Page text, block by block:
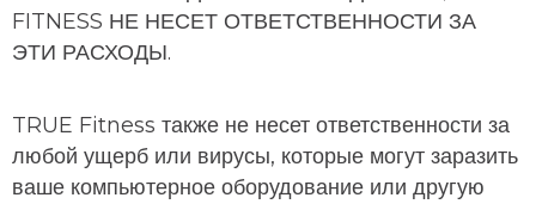
FITNESS НЕ НЕСЕТ ОТВЕТСТВЕННОСТИ ЗА
ЭТИ РАСХОДЫ.
TRUE Fitness также не несет ответственности за
любой ущерб или вирусы, которые могут заразить
ваше компьютерное оборудование или другую